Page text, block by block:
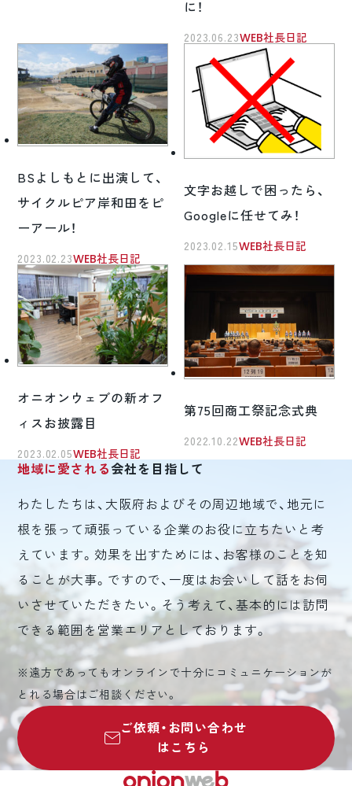
に！
2023.06.23WEB社長日記
BSよしもとに出演して、
サイクルピア岸和田をピ
ーアール！
2023.02.23WEB社長日記
文字お越しで困ったら、
Googleに任せてみ！
2023.02.15WEB社長日記
オニオンウェブの新オフ
ィスお披露目
2023.02.05WEB社長日記
第75回商工祭記念式典
2022.10.22WEB社長日記
地域に愛される会社を目指して
わたしたちは、大阪府およびその周辺地域で、地元に
根を張って頑張っている企業のお役に立ちたいと考
えています。効果を出すためには、お客様のことを知
ることが大事。ですので、一度はお会いして話をお伺
いさせていただきたい。そう考えて、基本的には訪問
できる範囲を営業エリアとしております。
※遠方であってもオンラインで十分にコミュニケーションが
とれる場合はご相談ください。
ご依頼・お問い合わせ
はこちら